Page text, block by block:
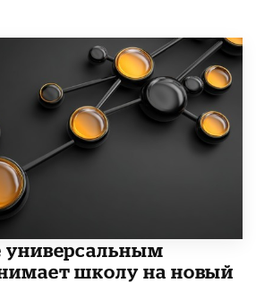
универсальным
школу на новый